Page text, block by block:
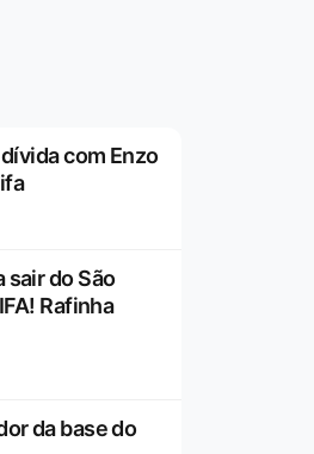
com Enzo
sair do São
Rafinha
da base do